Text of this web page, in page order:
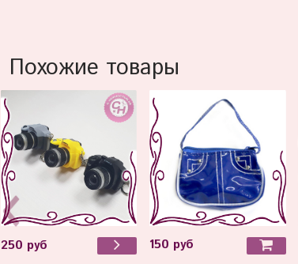
Похожие товары
250 руб 150 руб